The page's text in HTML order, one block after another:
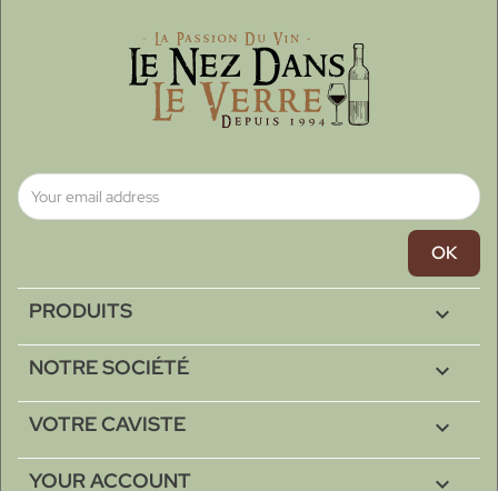
PRODUITS 
NOTRE SOCIÉTÉ 
VOTRE CAVISTE 
YOUR ACCOUNT 